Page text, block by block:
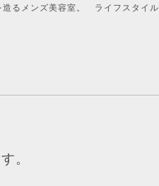
イフスタイル
。